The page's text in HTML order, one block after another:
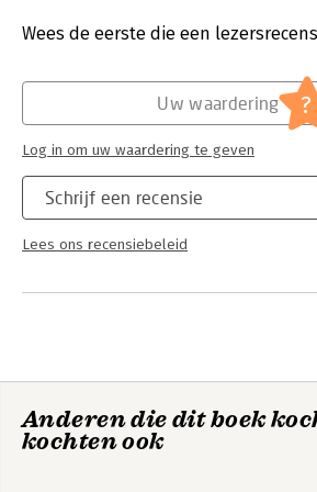
Verschijningsdatum:
13-6-2024
Wees de eerste die een
Schrijf een recensie
Lees ons recensiebeleid
Uw waardering ?
Log in om uw waardering te geven
Anderen die dit boek
kochten ook